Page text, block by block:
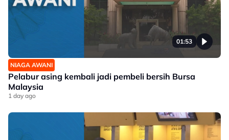
01:53
NIAGA AWANI
Pelabur asing kembali jadi pembeli bersih Bursa
Malaysia
1 day ago